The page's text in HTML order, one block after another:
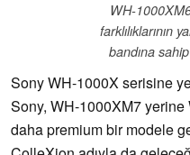
WH-
farklılıklarının
bandına
Sony WH-1000X serisine
Sony, WH-1000XM7 yerine
daha premium bir modele